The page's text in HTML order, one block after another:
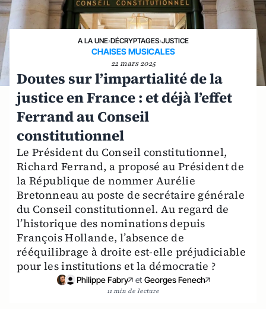
A LA UNE›DÉCRYPTAGES›JUSTICE
CHAISES MUSICALES
22 mars 2025
Doutes sur l’impartialité de la
justice en France : et déjà l’effet
Ferrand au Conseil
constitutionnel
Le Président du Conseil constitutionnel,
Richard Ferrand, a proposé au Président de
la République de nommer Aurélie
Bretonneau au poste de secrétaire générale
du Conseil constitutionnel. Au regard de
l’historique des nominations depuis
François Hollande, l’absence de
rééquilibrage à droite est-elle préjudiciable
pour les institutions et la démocratie ?
Philippe Fabry et Georges Fenech
11 min de lecture